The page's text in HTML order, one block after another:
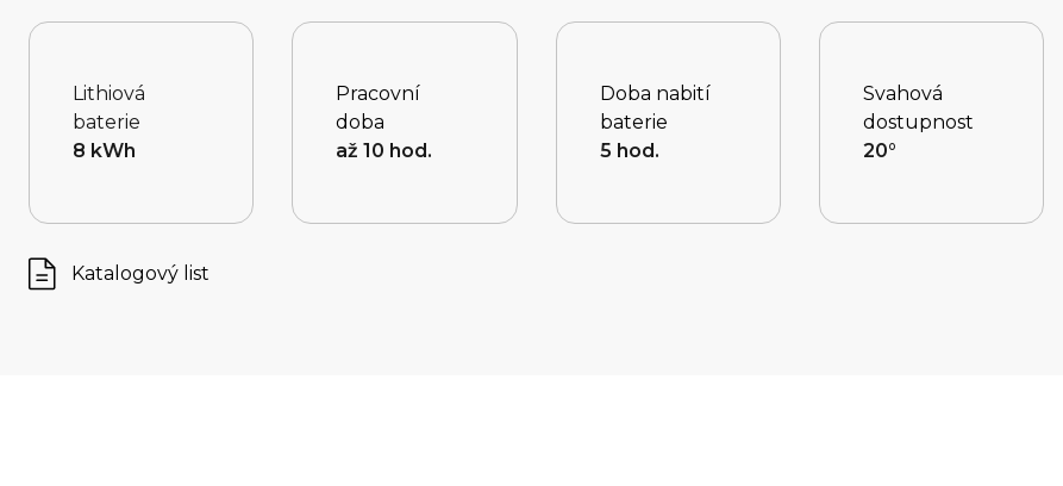
Lithiová
baterie
8 kWh
Pracovní
doba
až 10 hod.
Doba nabití
baterie
5 hod.
Svahová
dostupnost
20°
Katalogový list